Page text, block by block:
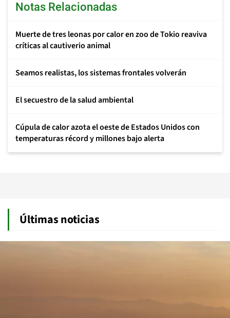
Notas Relacionadas
Muerte de tres leonas por calor en zoo de Tokio reaviva
críticas al cautiverio animal
Seamos realistas, los sistemas frontales volverán
El secuestro de la salud ambiental
Cúpula de calor azota el oeste de Estados Unidos con
temperaturas récord y millones bajo alerta
Últimas noticias